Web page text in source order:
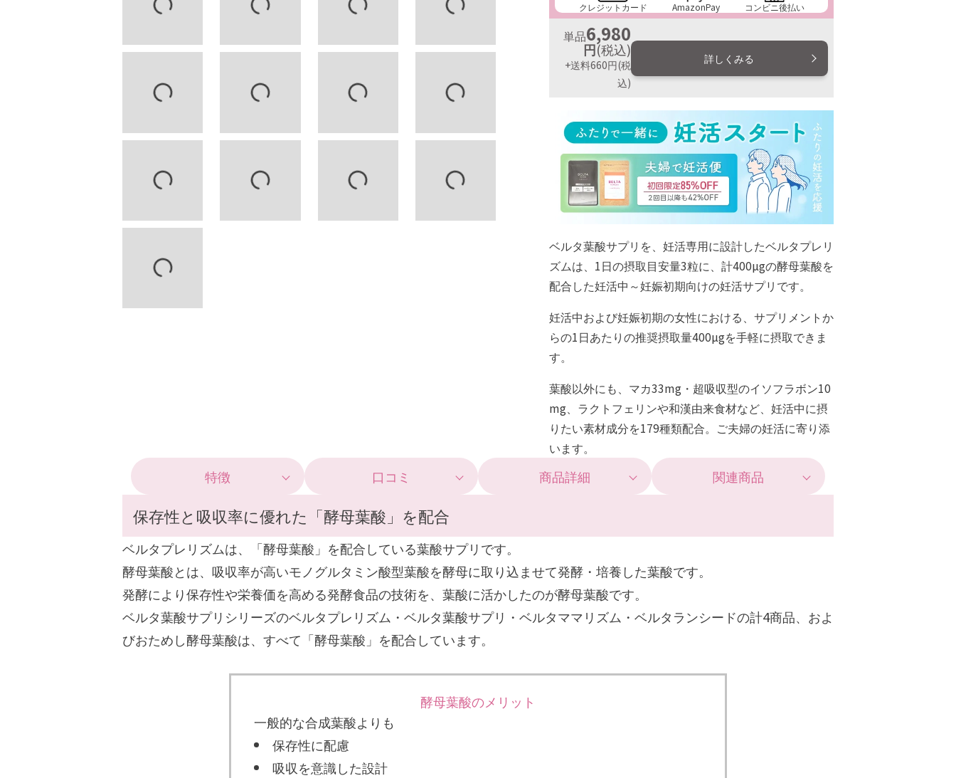
クレジットカード AmazonPay コンビニ後払い
単品6,980
円(税込)
+送料660円(税
込)
詳しくみる
ベルタ葉酸サプリを、妊活専用に設計したベルタプレリ
ズムは、1日の摂取目安量3粒に、計400µgの酵母葉酸を
配合した妊活中～妊娠初期向けの妊活サプリです。
妊活中および妊娠初期の女性における、サプリメントか
らの1日あたりの推奨摂取量400µgを手軽に摂取できま
す。
葉酸以外にも、マカ33mg・超吸収型のイソフラボン10
mg、ラクトフェリンや和漢由来食材など、妊活中に摂
りたい素材成分を179種類配合。ご夫婦の妊活に寄り添
います。
特徴 口コミ 商品詳細 関連商品
保存性と吸収率に優れた「酵母葉酸」を配合
ベルタプレリズムは、「酵母葉酸」を配合している葉酸サプリです。
酵母葉酸とは、吸収率が高いモノグルタミン酸型葉酸を酵母に取り込ませて発酵・培養した葉酸です。
発酵により保存性や栄養価を高める発酵食品の技術を、葉酸に活かしたのが酵母葉酸です。
ベルタ葉酸サプリシリーズのベルタプレリズム・ベルタ葉酸サプリ・ベルタママリズム・ベルタランシードの計4商品、およ
びおためし酵母葉酸は、すべて「酵母葉酸」を配合しています。
酵母葉酸のメリット
一般的な合成葉酸よりも
保存性に配慮
吸収を意識した設計